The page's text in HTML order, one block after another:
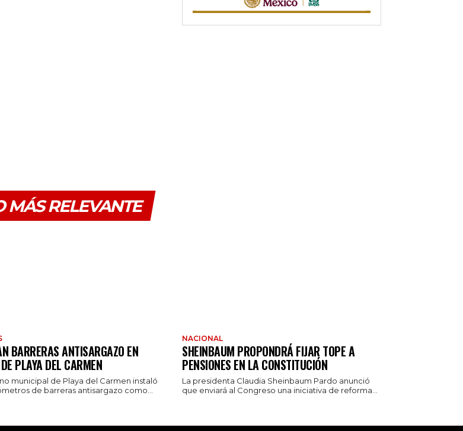
MÁS RELEVANTE
BARRERAS ANTISARGAZO EN
PLAYA DEL CARMEN
municipal de Playa del Carmen instaló
de barreras antisargazo como...
NACIONAL
SHEINBAUM PROPONDRÁ FIJAR TOPE A
PENSIONES EN LA CONSTITUCIÓN
La presidenta Claudia Sheinbaum Pardo anunció
que enviará al Congreso una iniciativa de reforma...